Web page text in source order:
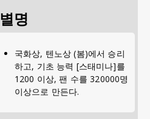
별명
국화상, 텐노상 (봄)에서 승리
하고, 기초 능력 [스태미나]를
1200 이상, 팬 수를 320000명
이상으로 만든다.